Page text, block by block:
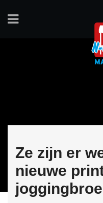
Ze zijn er
nieuwe